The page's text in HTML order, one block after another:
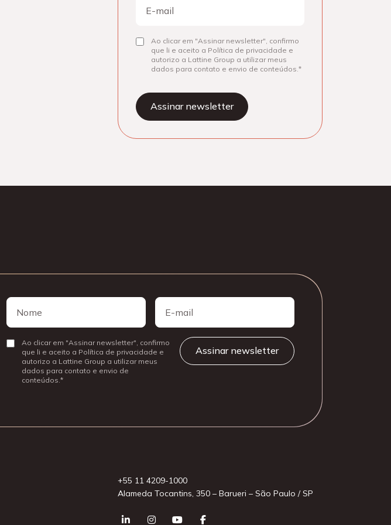
mail
ConsentirAo clicar em "Assinar newsletter", confirmo
que li e aceito a Política de privacidade e
autorizo a Lattine Group a utilizar meus
dados para contato e envio de conteúdos.
Nome
E-
mail
ConsentirAo clicar em "Assinar newsletter", confirmo
que li e aceito a Política de privacidade e
autorizo a Lattine Group a utilizar meus
dados para contato e envio de
conteúdos.
+55 11 4209-1000
Alameda Tocantins, 350 – Barueri – São Paulo / SP